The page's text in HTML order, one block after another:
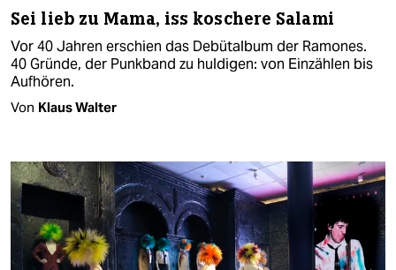
Sei lieb zu Mama, iss koschere Salami
Vor 40 Jahren erschien das Debütalbum der Ramones.
40 Gründe, der Punkband zu huldigen: von Einzählen bis
Aufhören.
Von Klaus Walter